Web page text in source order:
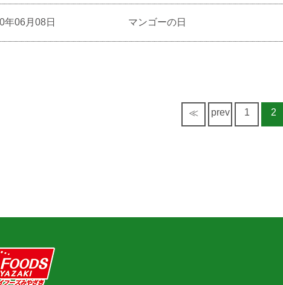
年06月08日 マンゴーの日
≪ prev 1 2